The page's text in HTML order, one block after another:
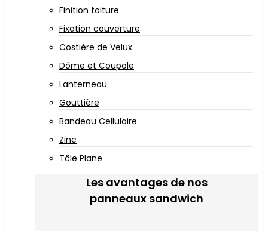
Finition toiture
Fixation couverture
Costière de Velux
Dôme et Coupole
Lanterneau
Gouttière
Bandeau Cellulaire
Zinc
Tôle Plane
Les avantages de nos
panneaux sandwich